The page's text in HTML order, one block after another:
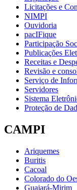
Licitações e
NIMPI
Ouvidoria
pacIFique
Participação
Publicações
Receitas e
Revisão e
Serviço de
Servidores
Sistema
Proteção de
CAMPI
Ariquemes
Buritis
Cacoal
Colorado do
Guajará-Mirim